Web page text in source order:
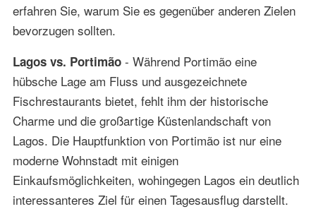
erfahren Sie, warum Sie es gegenüber anderen Zielen
bevorzugen sollten.
Lagos vs. Portimão- Während Portimão eine
hübsche Lage am Fluss und ausgezeichnete
Fischrestaurants bietet, fehlt ihm der historische
Charme und die großartige Küstenlandschaft von
Lagos. Die Hauptfunktion von Portimão ist nur eine
moderne Wohnstadt mit einigen
Einkaufsmöglichkeiten, wohingegen Lagos ein deutlich
interessanteres Ziel für einen Tagesausflug darstellt.